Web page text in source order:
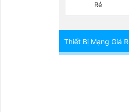
Rẻ
Thiết Bị Mạng Giá